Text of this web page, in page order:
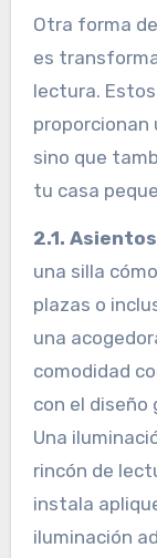
Otra forma
es
lectura.
proporcionan
sino que
tu casa
2.1.
una silla
plazas o
una
comodidad
con el diseño
Una
rincón de
instala
iluminación